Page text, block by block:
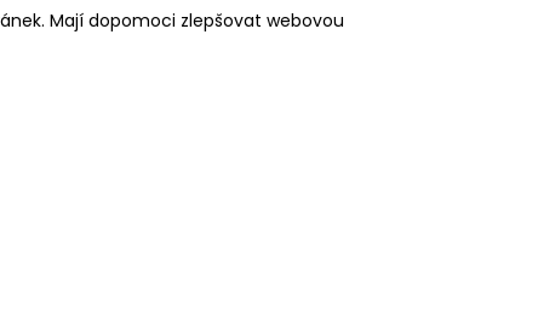
Mají dopomoci zlepšovat webovou